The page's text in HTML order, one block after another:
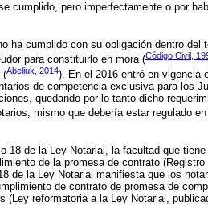
cumplido, pero imperfectamente o por
ha cumplido con su obligación dentro
para constituirlo en mora (Código Civil,
(Abeliuk, 2014). En el 2016 entró en vigencia
de competencia exclusiva para los
quedando por lo tanto dicho
mismo que debería estar regulado
18 de la Ley Notarial, la facultad que
de la promesa de contrato
de la Ley Notarial manifiesta que los
de contrato de promesa de
(Ley reformatoria a la Ley Notarial,